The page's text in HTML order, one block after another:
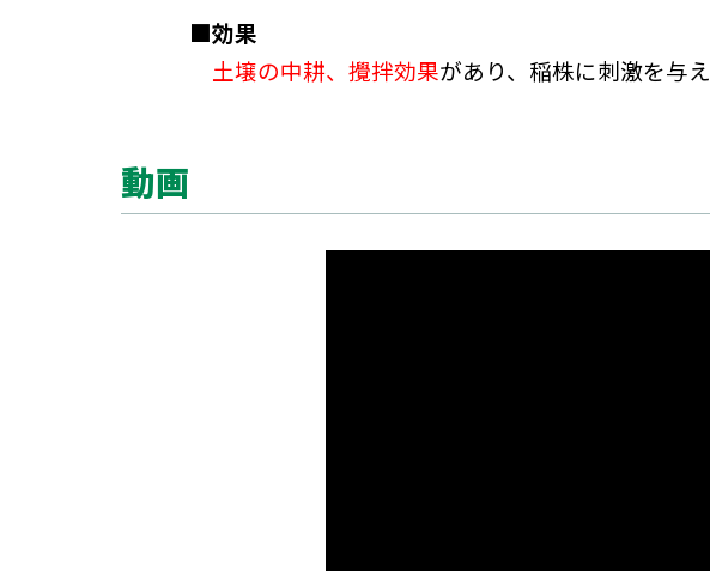
■効果
土壌の中耕、攪拌効果があり、稲株に刺激を与え
動画